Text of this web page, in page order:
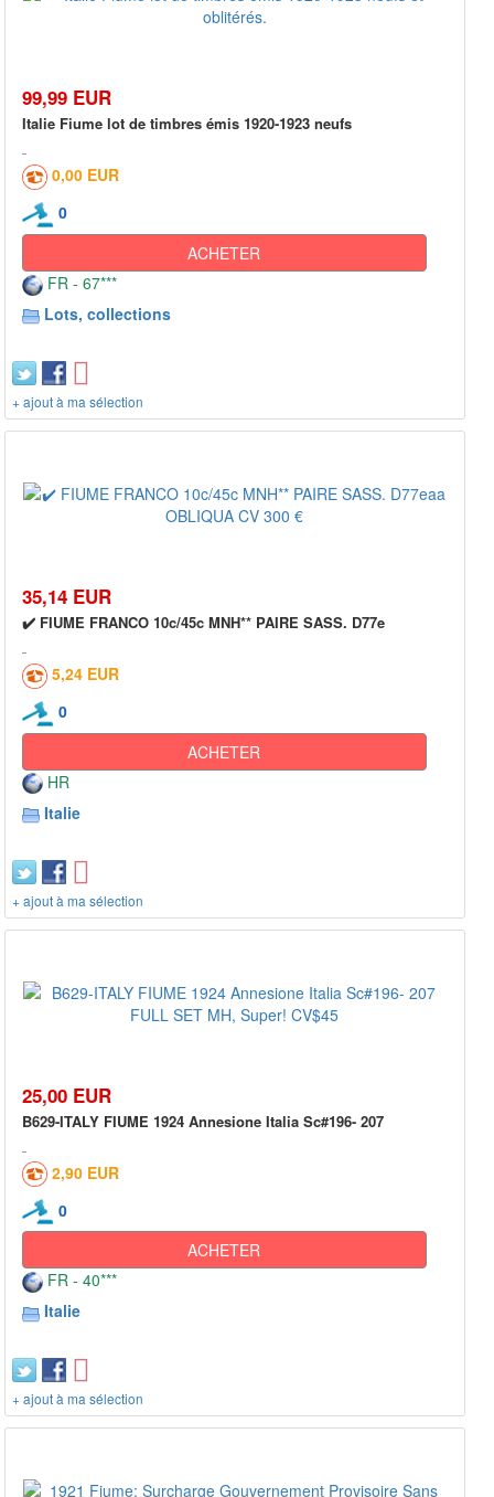
99,99 EUR
Italie Fiume lot de timbres émis 1920-1923 neufs
0,00 EUR
0
ACHETER
FR - 67***
Lots, collections
+ ajout à ma sélection
35,14 EUR
✔️ FIUME FRANCO 10c/45c MNH** PAIRE SASS. D77e
5,24 EUR
0
ACHETER
HR
Italie
+ ajout à ma sélection
25,00 EUR
B629-ITALY FIUME 1924 Annesione Italia Sc#196- 207
2,90 EUR
0
ACHETER
FR - 40***
Italie
+ ajout à ma sélection